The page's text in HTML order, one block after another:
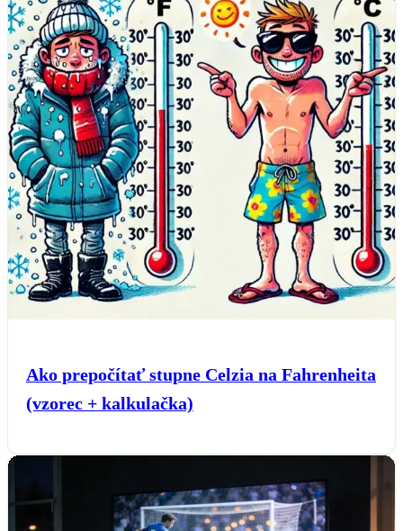
Ako prepočítať stupne Celzia na Fahrenheita
(vzorec + kalkulačka)